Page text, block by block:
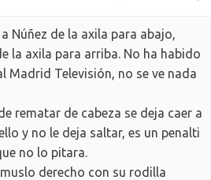
Núñez de la axila para abajo,
la axila para arriba. No ha habido
Madrid Televisión, no se ve nada
rematar de cabeza se deja caer a
y no le deja saltar, es un penalti
no lo pitara.
derecho con su rodilla